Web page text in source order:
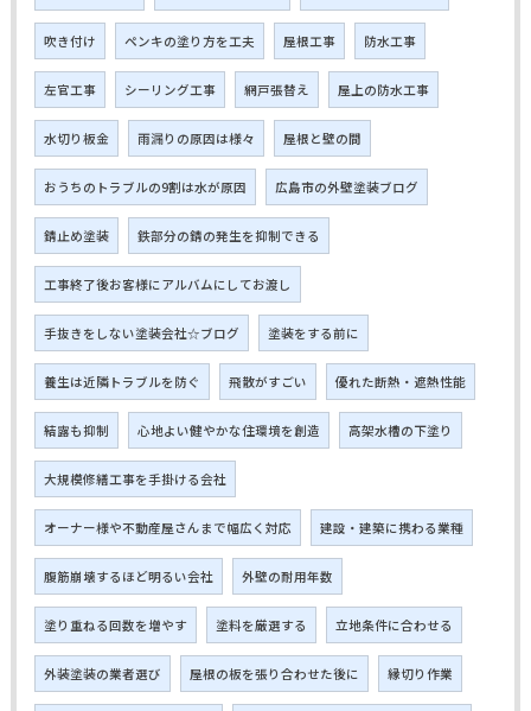
吹き付け ペンキの塗り方を工夫 屋根工事 防水工事
左官工事 シーリング工事 網戸張替え 屋上の防水工事
水切り板金 雨漏りの原因は様々 屋根と壁の間
おうちのトラブルの9割は水が原因 広島市の外壁塗装ブログ
錆止め塗装 鉄部分の錆の発生を抑制できる
工事終了後お客様にアルバムにしてお渡し
手抜きをしない塗装会社☆ブログ 塗装をする前に
養生は近隣トラブルを防ぐ 飛散がすごい 優れた断熱・遮熱性能
結露も抑制 心地よい健やかな住環境を創造 高架水槽の下塗り
大規模修繕工事を手掛ける会社
オーナー様や不動産屋さんまで幅広く対応 建設・建築に携わる業種
腹筋崩壊するほど明るい会社 外壁の耐用年数
塗り重ねる回数を増やす 塗料を厳選する 立地条件に合わせる
外装塗装の業者選び 屋根の板を張り合わせた後に 縁切り作業